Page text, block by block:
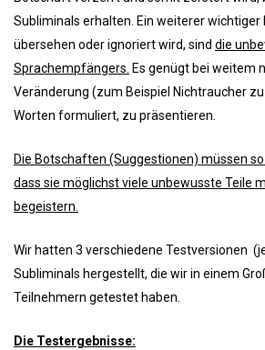
Subliminals erhalten. Ein weiterer wichtiger
übersehen oder ignoriert wird, sind die
Sprachempfängers. Es genügt bei weitem
Veränderung (zum Beispiel Nichtraucher
Worten formuliert, zu präsentieren.
Die Botschaften (Suggestionen) müssen
dass sie möglichst viele unbewusste Teile
begeistern.
Wir hatten 3 verschiedene Testversionen
Subliminals hergestellt, die wir in einem
Teilnehmern getestet haben.
Die Testergebnisse: